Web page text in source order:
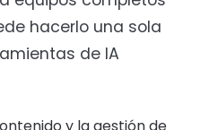
hacerlo una sola
de IA